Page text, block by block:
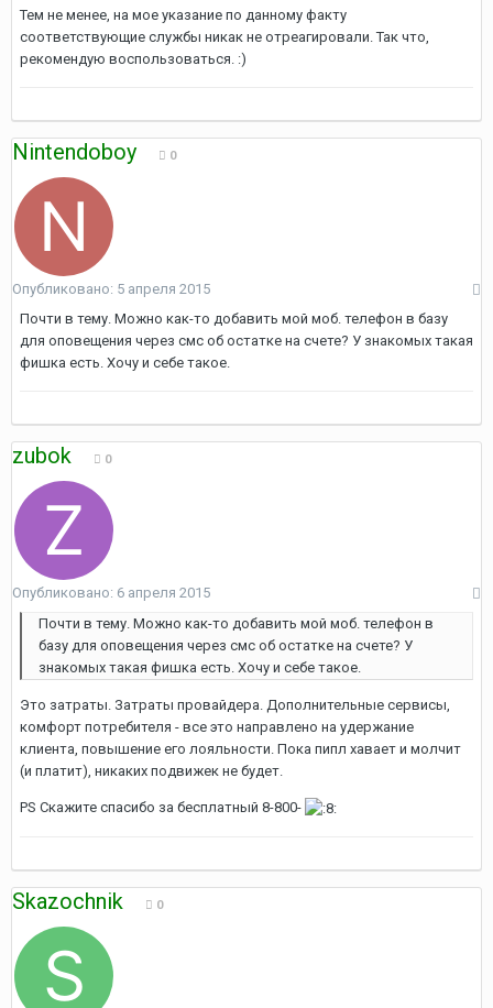
Тем не менее, на мое указание по данному факту
соответствующие службы никак не отреагировали. Так что,
рекомендую воспользоваться. :)
Nintendoboy 0
Опубликовано: 5 апреля 2015
Почти в тему. Можно как-то добавить мой моб. телефон в базу
для оповещения через смс об остатке на счете? У знакомых такая
фишка есть. Хочу и себе такое.
zubok 0
Опубликовано: 6 апреля 2015
Почти в тему. Можно как-то добавить мой моб. телефон в
базу для оповещения через смс об остатке на счете? У
знакомых такая фишка есть. Хочу и себе такое.
Это затраты. Затраты провайдера. Дополнительные сервисы,
комфорт потребителя - все это направлено на удержание
клиента, повышение его лояльности. Пока пипл хавает и молчит
(и платит), никаких подвижек не будет.
PS Скажите спасибо за бесплатный 8-800-
Skazochnik 0